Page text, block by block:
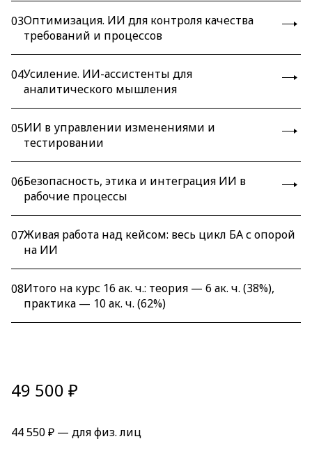
03Оптимизация. ИИ для контроля качества
требований и процессов
04Усиление. ИИ-ассистенты для
аналитического мышления
05ИИ в управлении изменениями и
тестировании
06Безопасность, этика и интеграция ИИ в
рабочие процессы
07Живая работа над кейсом: весь цикл БА с опорой
на ИИ
08Итого на курс 16 ак. ч.: теория — 6 ак. ч. (38%),
практика — 10 ак. ч. (62%)
49 500 ₽
44 550 ₽ — для физ. лиц